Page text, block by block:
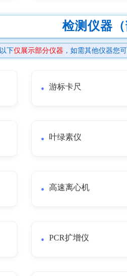
检测仪器（
以下仅展示部分仪器 ，如需其他仪器您
游标卡尺
叶绿素仪
高速离心机
PCR扩增仪